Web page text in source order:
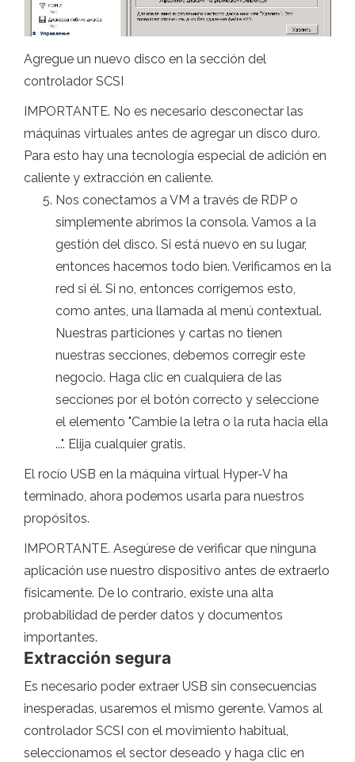
Agregue un nuevo disco en la sección del
controlador SCSI
IMPORTANTE. No es necesario desconectar las
máquinas virtuales antes de agregar un disco duro.
Para esto hay una tecnología especial de adición en
caliente y extracción en caliente.
Nos conectamos a VM a través de RDP o
simplemente abrimos la consola. Vamos a la
gestión del disco. Si está nuevo en su lugar,
entonces hacemos todo bien. Verificamos en la
red si él. Si no, entonces corrigemos esto,
como antes, una llamada al menú contextual.
Nuestras particiones y cartas no tienen
nuestras secciones, debemos corregir este
negocio. Haga clic en cualquiera de las
secciones por el botón correcto y seleccione
el elemento "Cambie la letra o la ruta hacia ella
...". Elija cualquier gratis.
El rocío USB en la máquina virtual Hyper-V ha
terminado, ahora podemos usarla para nuestros
propósitos.
IMPORTANTE. Asegúrese de verificar que ninguna
aplicación use nuestro dispositivo antes de extraerlo
físicamente. De lo contrario, existe una alta
probabilidad de perder datos y documentos
importantes.
Extracción segura
Es necesario poder extraer USB sin consecuencias
inesperadas, usaremos el mismo gerente. Vamos al
controlador SCSI con el movimiento habitual,
seleccionamos el sector deseado y haga clic en